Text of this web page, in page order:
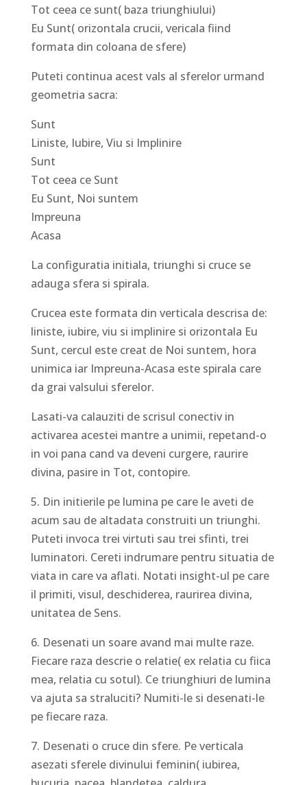
Tot ceea ce sunt( baza triunghiului)
Eu Sunt( orizontala crucii, vericala fiind
formata din coloana de sfere)
Puteti continua acest vals al sferelor urmand
geometria sacra:
Sunt
Liniste, Iubire, Viu si Implinire
Sunt
Tot ceea ce Sunt
Eu Sunt, Noi suntem
Impreuna
Acasa
La configuratia initiala, triunghi si cruce se
adauga sfera si spirala.
Crucea este formata din verticala descrisa de:
liniste, iubire, viu si implinire si orizontala Eu
Sunt, cercul este creat de Noi suntem, hora
unimica iar Impreuna-Acasa este spirala care
da grai valsului sferelor.
Lasati-va calauziti de scrisul conectiv in
activarea acestei mantre a unimii, repetand-o
in voi pana cand va deveni curgere, raurire
divina, pasire in Tot, contopire.
5. Din initierile pe lumina pe care le aveti de
acum sau de altadata construiti un triunghi.
Puteti invoca trei virtuti sau trei sfinti, trei
luminatori. Cereti indrumare pentru situatia de
viata in care va aflati. Notati insight-ul pe care
il primiti, visul, deschiderea, raurirea divina,
unitatea de Sens.
6. Desenati un soare avand mai multe raze.
Fiecare raza descrie o relatie( ex relatia cu fiica
mea, relatia cu sotul). Ce triunghiuri de lumina
va ajuta sa straluciti? Numiti-le si desenati-le
pe fiecare raza.
7. Desenati o cruce din sfere. Pe verticala
asezati sferele divinului feminin( iubirea,